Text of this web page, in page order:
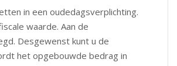
in een oudedagsverplichting.
waarde. Aan de
Desgewenst kunt u de
het opgebouwde bedrag in